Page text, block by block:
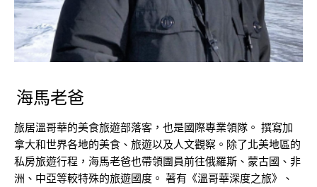
海馬老爸
旅居溫哥華的美食旅遊部落客，也是國際專業領隊。 撰寫加
拿大和世界各地的美食、旅遊以及人文觀察。除了北美地區的
私房旅遊行程，海馬老爸也帶領團員前往俄羅斯、蒙古國、非
洲、中亞等較特殊的旅遊國度。 著有《溫哥華深度之旅》、